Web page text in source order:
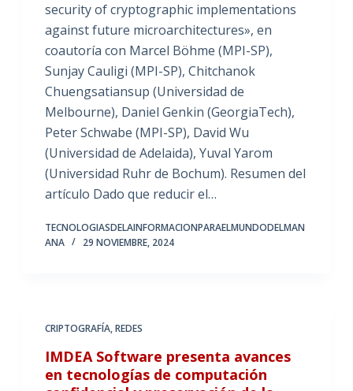
security of cryptographic implementations
against future microarchitectures», en
coautoría con Marcel Böhme (MPI-SP),
Sunjay Cauligi (MPI-SP), Chitchanok
Chuengsatiansup (Universidad de
Melbourne), Daniel Genkin (GeorgiaTech),
Peter Schwabe (MPI-SP), David Wu
(Universidad de Adelaida), Yuval Yarom
(Universidad Ruhr de Bochum). Resumen del
artículo Dado que reducir el…
TECNOLOGIASDELAINFORMACIONPARAELMUNDODELMAN
ANA
29 NOVIEMBRE, 2024
CRIPTOGRAFÍA,REDES
IMDEA Software presenta avances
en tecnologías de computación